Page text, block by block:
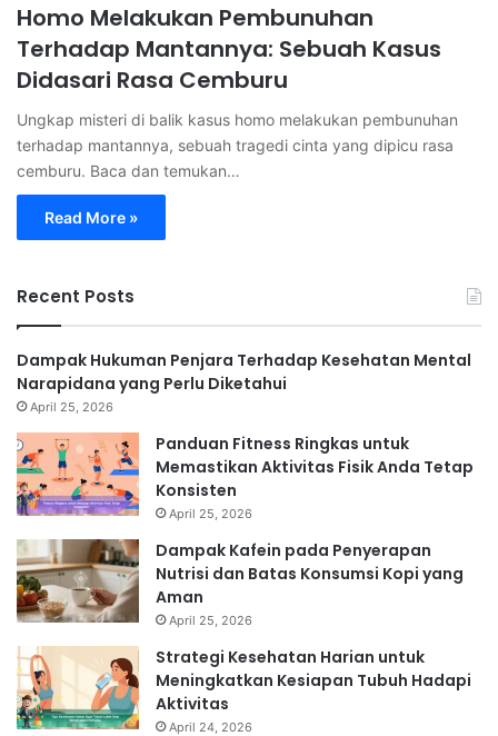
Homo Melakukan Pembunuhan
Terhadap Mantannya: Sebuah Kasus
Didasari Rasa Cemburu
Ungkap misteri di balik kasus homo melakukan pembunuhan
terhadap mantannya, sebuah tragedi cinta yang dipicu rasa
cemburu. Baca dan temukan…
Read More »
Recent Posts
Dampak Hukuman Penjara Terhadap Kesehatan Mental
Narapidana yang Perlu Diketahui
April 25, 2026
Panduan Fitness Ringkas untuk
Memastikan Aktivitas Fisik Anda Tetap
Konsisten
April 25, 2026
Dampak Kafein pada Penyerapan
Nutrisi dan Batas Konsumsi Kopi yang
Aman
April 25, 2026
Strategi Kesehatan Harian untuk
Meningkatkan Kesiapan Tubuh Hadapi
Aktivitas
April 24, 2026